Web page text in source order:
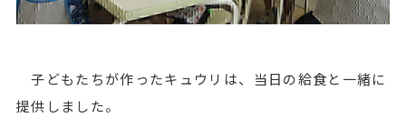
子どもたちが作ったキュウリは、当日の給食と一緒に
提供しました。